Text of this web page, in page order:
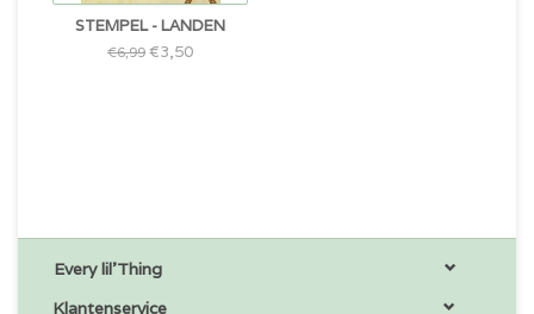
STEMPEL - LANDEN
€6,99 €3,50
Every lil'Thing
Klantenservice